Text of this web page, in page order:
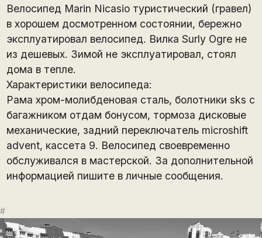
Велосипед Marin Nicasio туристический (гравел)
в хорошем досмотренном состоянии, бережно
эксплуатировал велосипед. Вилка Surly Ogre не
из дешевых. Зимой не эксплуатировал, стоял
дома в тепле.
Характеристики велосипеда:
Рама хром-молибденовая сталь, болотники sks с
багажником отдам бонусом, тормоза дисковые
механические, задний переключатель microshift
advent, кассета 9. Велосипед своевременно
обслуживался в мастерской. За дополнительной
информацией пишите в личные сообщения.
#